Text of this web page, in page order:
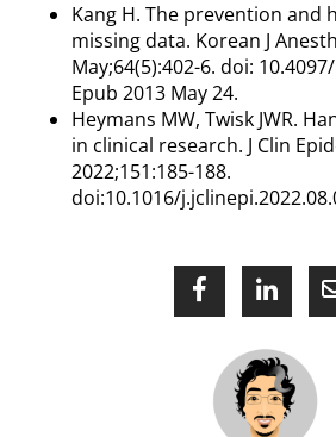
Kang H. The prevention and
missing data. Korean J
May;64(5):402-6. doi:
Epub 2013 May 24.
Heymans MW, Twisk JWR.
in clinical research. J Clin
2022;151:185-188.
doi:10.1016/